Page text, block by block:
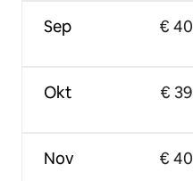
Sep
Okt
Nov
€ 40
€ 39
€ 40